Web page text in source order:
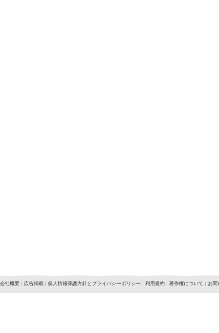
会社概要 | 広告掲載 | 個人情報保護方針とプライバシーポリシー | 利用規約 | 著作権について | お問